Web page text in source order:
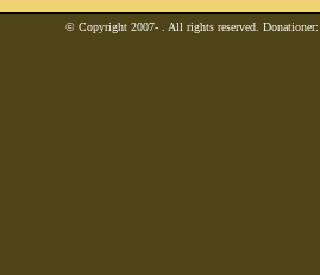
© Copyright 2007- . All rights reserved.